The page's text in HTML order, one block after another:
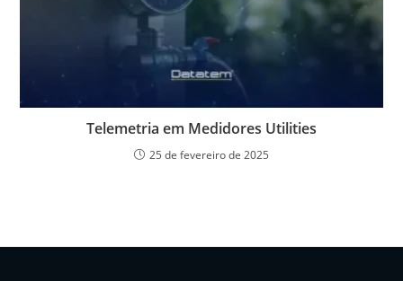
Telemetria em Medidores Utilities
25 de fevereiro de 2025